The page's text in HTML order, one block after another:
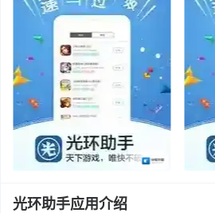
光环助手应用介绍